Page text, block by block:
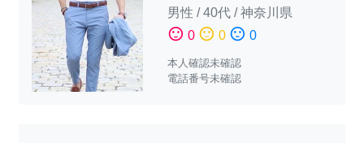
男性 /40代/神奈川県
sentiment_satisfied 0 sentiment_neutral 0 sentiment_dissatisfied 0
本人確認未確認
電話番号未確認